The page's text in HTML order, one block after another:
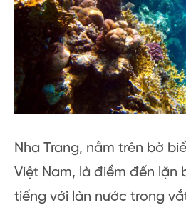
Nha Trang, nằm trên bờ
Việt Nam, là điểm đến lặn
tiếng với làn nước trong